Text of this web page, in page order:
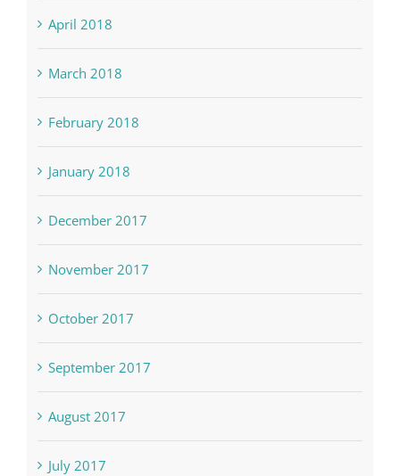
April 2018
March 2018
February 2018
January 2018
December 2017
November 2017
October 2017
September 2017
August 2017
July 2017